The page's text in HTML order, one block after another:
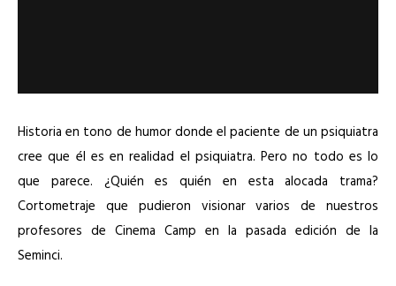
Historia en tono de humor donde el paciente de un psiquiatra
cree que él es en realidad el psiquiatra. Pero no todo es lo
que parece. ¿Quién es quién en esta alocada trama?
Cortometraje que pudieron visionar varios de nuestros
profesores de Cinema Camp en la pasada edición de la
Seminci.